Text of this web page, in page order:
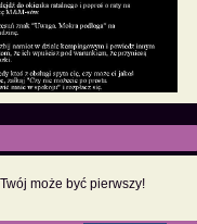
może być pierwszy!